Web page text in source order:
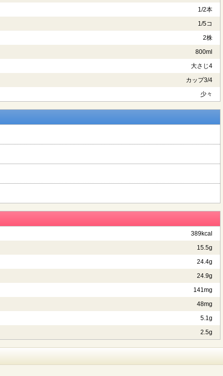
1/2本
1/5コ
2株
800ml
大さじ4
カップ3/4
少々
389kcal
15.5g
24.4g
24.9g
141mg
48mg
5.1g
2.5g